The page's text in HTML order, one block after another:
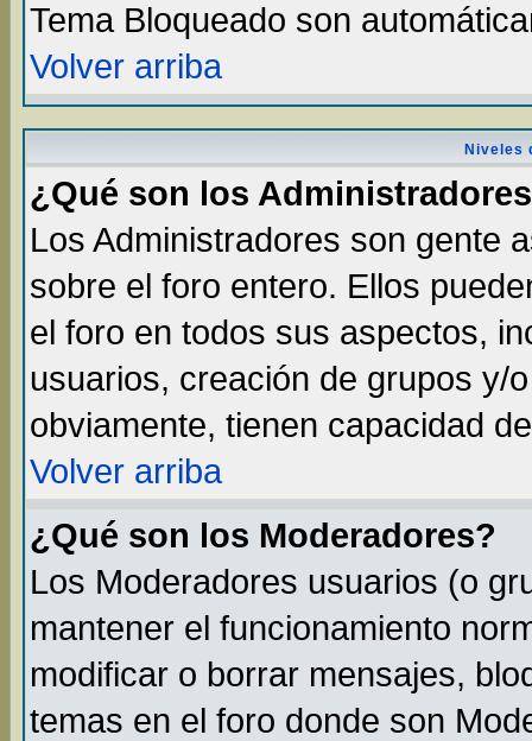
Tema Bloqueado son
Volver arriba
Niveles
¿Qué son los
Los Administradores son gente
sobre el foro entero. Ellos
el foro en todos sus aspectos,
usuarios, creación de grupos y/
obviamente, tienen capacidad
Volver arriba
¿Qué son los Moderadores?
Los Moderadores usuarios (o
mantener el funcionamiento
modificar o borrar mensajes,
temas en el foro donde son